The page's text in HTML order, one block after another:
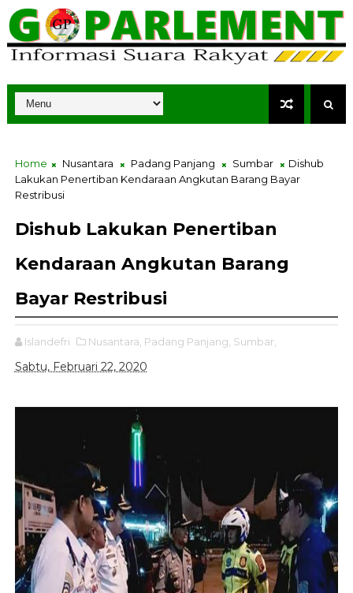
Home Nusantara Padang Panjang Sumbar
Dishub
Lakukan Penertiban Kendaraan Angkutan Barang Bayar
Restribusi
Dishub Lakukan Penertiban
Kendaraan Angkutan Barang
Bayar Restribusi
Islandefri Nusantara, Padang Panjang, Sumbar,
Sabtu, Februari 22, 2020